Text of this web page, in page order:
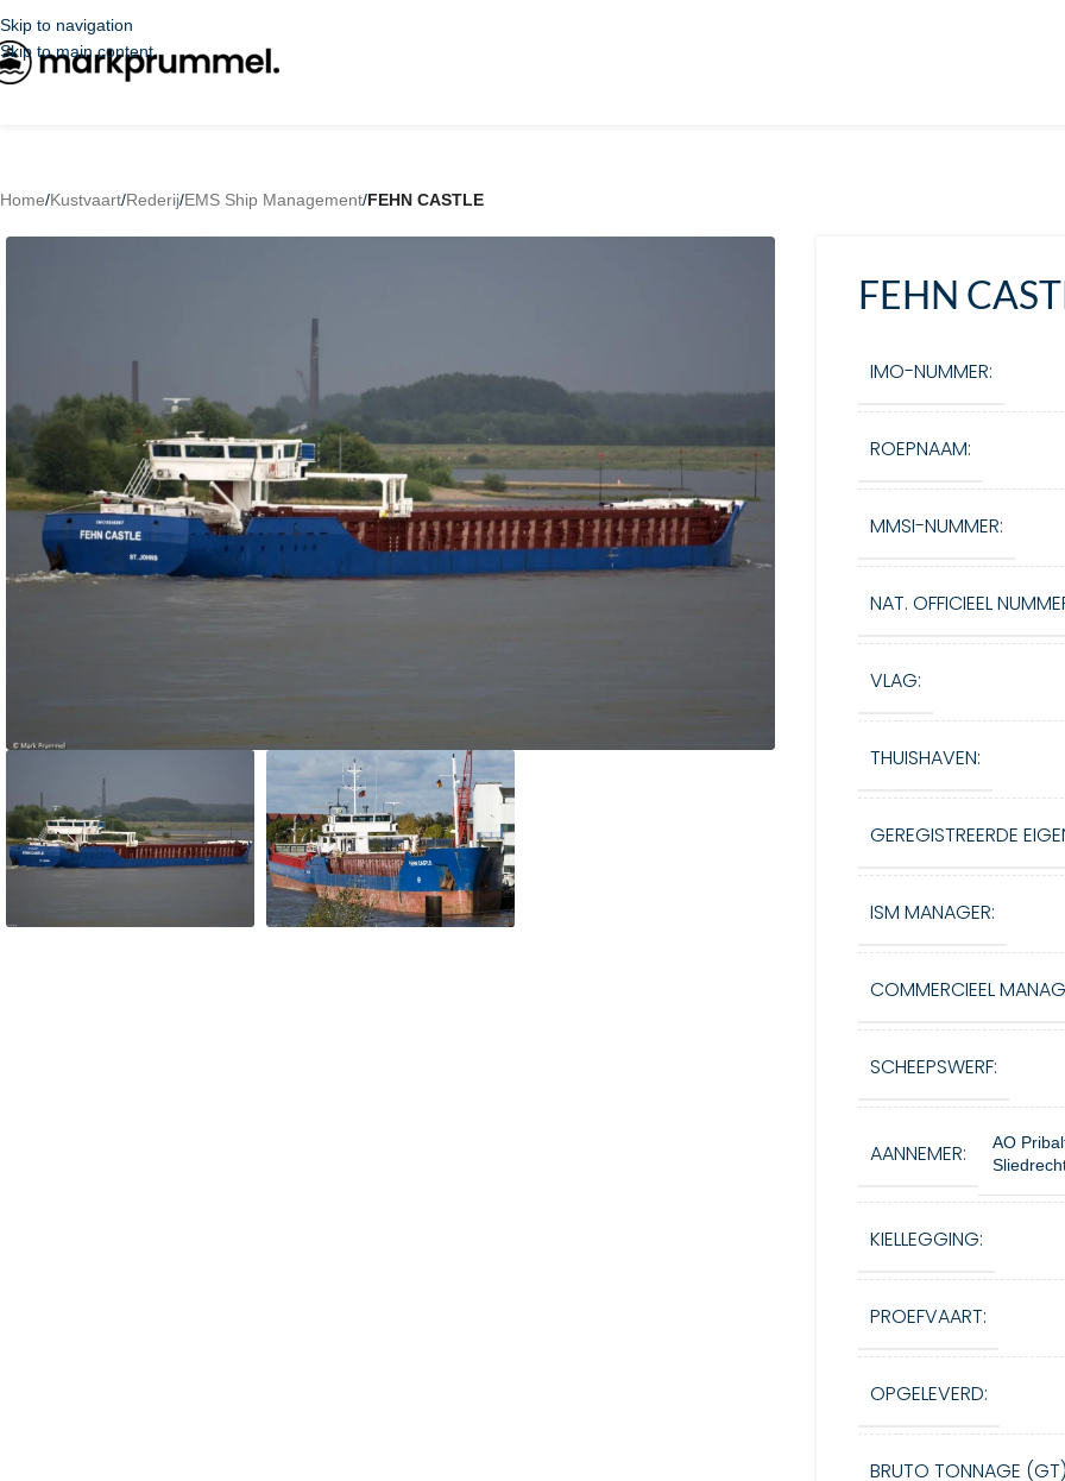
Skip to navigation
Skip to main content
Home/Kustvaart/Rederij/EMS Ship Management/FEHN CASTLE
FEHN
IMO-NUMMER:
ROEPNAAM:
MMSI-NUMMER:
NAT. OFFICIEEL
VLAG:
THUISHAVEN:
GEREGISTREERDE
ISM MANAGER:
COMMERCIEEL
SCHEEPSWERF:
AANNEMER:
AO
KIELLEGGING:
PROEFVAART:
OPGELEVERD:
BRUTO TONNAGE